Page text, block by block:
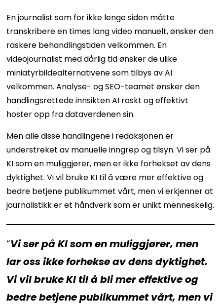
En journalist som for ikke lenge siden måtte
transkribere en times lang video manuelt, ønsker den
raskere behandlingstiden velkommen. En
videojournalist med dårlig tid ønsker de ulike
miniatyrbildealternativene som tilbys av AI
velkommen. Analyse- og SEO-teamet ønsker den
handlingsrettede innsikten AI raskt og effektivt
hoster opp fra dataverdenen sin.
Men alle disse handlingene i redaksjonen er
understreket av manuelle inngrep og tilsyn. Vi ser på
KI som en muliggjører, men er ikke forhekset av dens
dyktighet. Vi vil bruke KI til å være mer effektive og
bedre betjene publikummet vårt, men vi erkjenner at
journalistikk er et håndverk som er unikt menneskelig.
“Vi ser på KI som en muliggjører, men
lar oss ikke forhekse av dens dyktighet.
Vi vil bruke KI til å bli mer effektive og
bedre betjene publikummet vårt, men vi